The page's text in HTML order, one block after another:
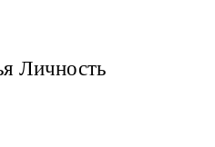
Личность